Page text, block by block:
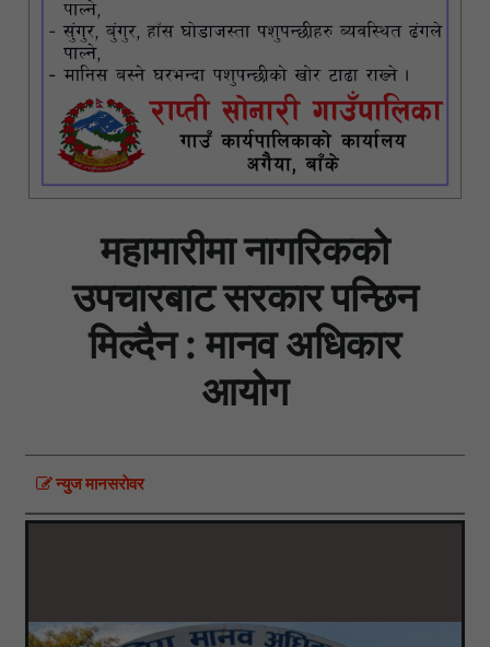
महामारीमा नागरिकको
उपचारबाट सरकार पन्छिन
मिल्दैन : मानव अधिकार
आयोग
न्युज मानसराेवर